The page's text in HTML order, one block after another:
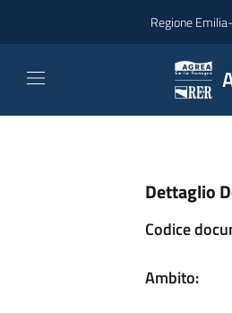
Regione
Dettaglio
Codice
Ambito: